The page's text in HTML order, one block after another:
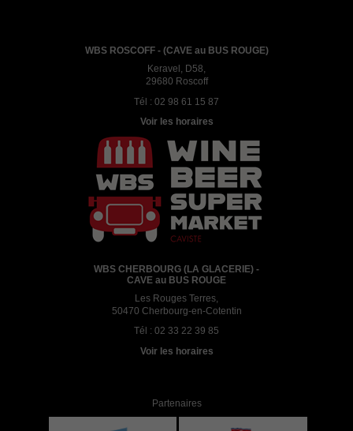
WBS ROSCOFF - (CAVE au BUS ROUGE)
Keravel, D58,
29680 Roscoff
Tél : 02 98 61 15 87
Voir les horaires
WBS CHERBOURG (LA GLACERIE) -
CAVE au BUS ROUGE
Les Rouges Terres,
50470 Cherbourg-en-Cotentin
Tél : 02 33 22 39 85
Voir les horaires
Partenaires